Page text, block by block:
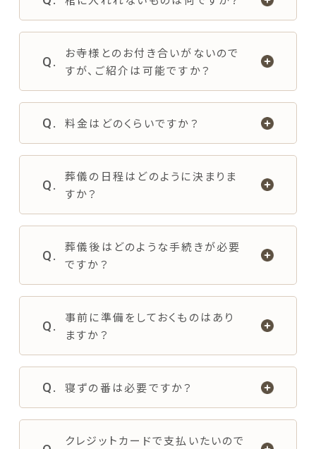
お寺様とのお付き合いがないので
すが、ご紹介は可能ですか？
料金はどのくらいですか？
葬儀の日程はどのように決まりま
すか？
葬儀後はどのような手続きが必要
ですか？
事前に準備をしておくものはあり
ますか？
寝ずの番は必要ですか？
クレジットカードで支払いたいので